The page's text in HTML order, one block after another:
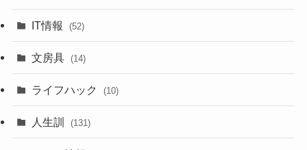
IT情報 (52)
文房具 (14)
ライフハック (10)
人生訓 (131)